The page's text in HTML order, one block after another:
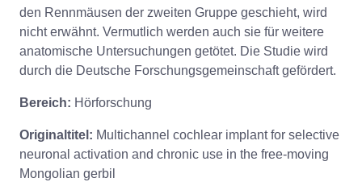
den Rennmäusen der zweiten Gruppe geschieht, wird
nicht erwähnt. Vermutlich werden auch sie für weitere
anatomische Untersuchungen getötet. Die Studie wird
durch die Deutsche Forschungsgemeinschaft gefördert.
Bereich: Hörforschung
Originaltitel: Multichannel cochlear implant for selective
neuronal activation and chronic use in the free-moving
Mongolian gerbil